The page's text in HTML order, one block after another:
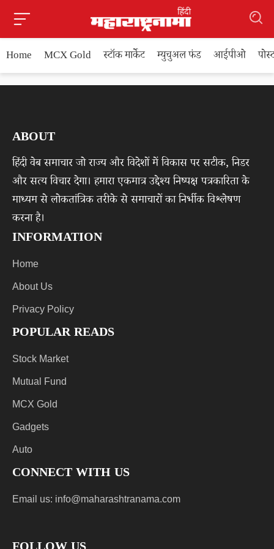
Home MCX Gold स्टॉक मार्केट म्युचुअल फंड आईपीओ
ABOUT
हिंदी वेब समाचार जो राज्य और विदेशों में विकास पर सटीक, निडर
और सत्य विचार देगा। हमारा एकमात्र उद्देश्य निष्पक्ष पत्रकारिता के
माध्यम से लोकतांत्रिक तरीके से समाचारों का निर्भीक विश्लेषण
करना है।
INFORMATION
Home
About Us
Privacy Policy
POPULAR READS
Stock Market
Mutual Fund
MCX Gold
Gadgets
Auto
CONNECT WITH US
Email us: info@maharashtranama.com